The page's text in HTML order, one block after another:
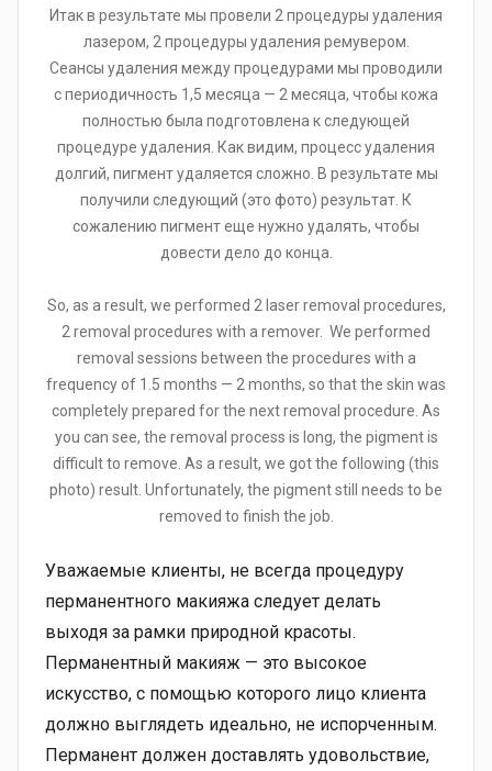
Итак в результате мы провели 2 процедуры удаления
лазером, 2 процедуры удаления ремувером.
Сеансы удаления между процедурами мы проводили
с периодичность 1,5 месяца — 2 месяца, чтобы кожа
полностью была подготовлена к следующей
процедуре удаления. Как видим, процесс удаления
долгий, пигмент удаляется сложно. В результате мы
получили следующий (это фото) результат. К
сожалению пигмент еще нужно удалять, чтобы
довести дело до конца.
So, as a result, we performed 2 laser removal procedures,
2 removal procedures with a remover. We performed
removal sessions between the procedures with a
frequency of 1.5 months — 2 months, so that the skin was
completely prepared for the next removal procedure. As
you can see, the removal process is long, the pigment is
difficult to remove. As a result, we got the following (this
photo) result. Unfortunately, the pigment still needs to be
removed to finish the job.
Уважаемые клиенты, не всегда процедуру
перманентного макияжа следует делать
выходя за рамки природной красоты.
Перманентный макияж — это высокое
искусство, с помощью которого лицо клиента
должно выглядеть идеально, не испорченным.
Перманент должен доставлять удовольствие,